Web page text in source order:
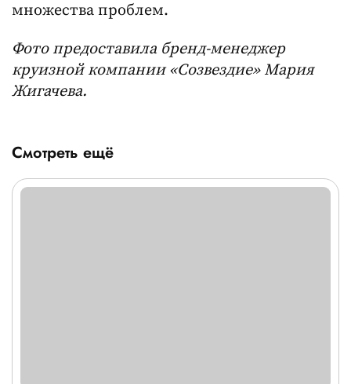
множества проблем.
Фото предоставила бренд-менеджер
круизной компании «Созвездие» Мария
Жигачева.
Смотреть ещё